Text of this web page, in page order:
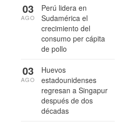
Perú lidera en
Sudamérica el
crecimiento del
consumo per cápita
de pollo
03
AGO
Huevos
estadounidenses
regresan a Singapur
después de dos
décadas
03
AGO